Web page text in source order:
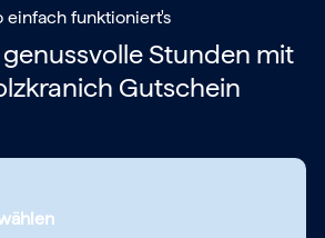
einfach funktioniert's
Stunden mit
Gutschein